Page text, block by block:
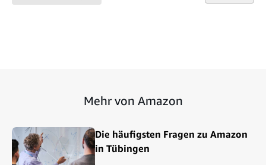
Mehr von Amazon
Die häufigsten Fragen zu Amazon
in Tübingen